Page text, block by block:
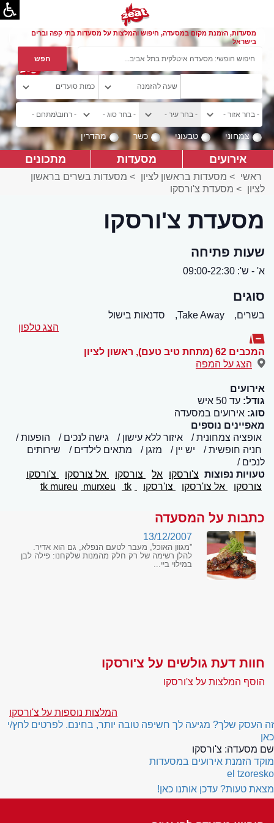
מסעדות, הזמנת מקום במסעדה, חיפוש והמלצות על מסעדות בתי קפה וברים
בישראל
צמחוני טבעוני כשר מהדרין
אירועים מסעדות מתכונים
ראשי > מסעדות בראשון לציון > מסעדות בשרים בראשון
לציון > מסעדת צ'ורסקו
מסעדת צ'ורסקו
שעות פתיחה
א' - ש': 09:00-22:30
סוגים
בשרים, Take Away,
סדנאות בישול
הצג טלפון
המכבים 62 (מתחת טיב טעם) , ראשון לציון
הצג על המפה
אירועים
גודל: עד 50 איש
סוג: אירועים במסעדה
מאפיינים נוספים
אופציה צמחונית
איזור ללא עישון גישה לנכים
הופעות
חניה חופשית
יש יין מזגן מתאים לילדים
שירותים
לנכים
טעויות נפוצות צ'ורסקו אל צורסקו אל צורסקו
צ'ורסקו
צורסקו
אל צו'רסקו צו'רסקו murxeu tk
כתבות על המסעדה
13/12/2007
''מגוון האוכל, מעבר לטעם הנפלא, גם הוא אדיר.
להלן רשימה של רק חלק מהמנות שלקחנו: פילה לבן
במילוי ביי...
חוות דעת גולשים על צ'ורסקו
הוסף המלצות על צ'ורסקו
המלצות נוספות על צ'ורסקו
זה העסק שלך? מגיעה לך חשיפה טובה יותר, בחינם. לפרטים לחץ/י
כאן
שם מסעדה: צ'ורסקו
מוקד הזמנת אירועים במסעדות
el tzoresko
מצאת טעות? עדכן אותנו כאן!